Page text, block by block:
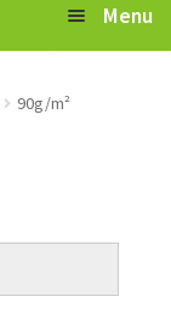
Menu
90g/m²